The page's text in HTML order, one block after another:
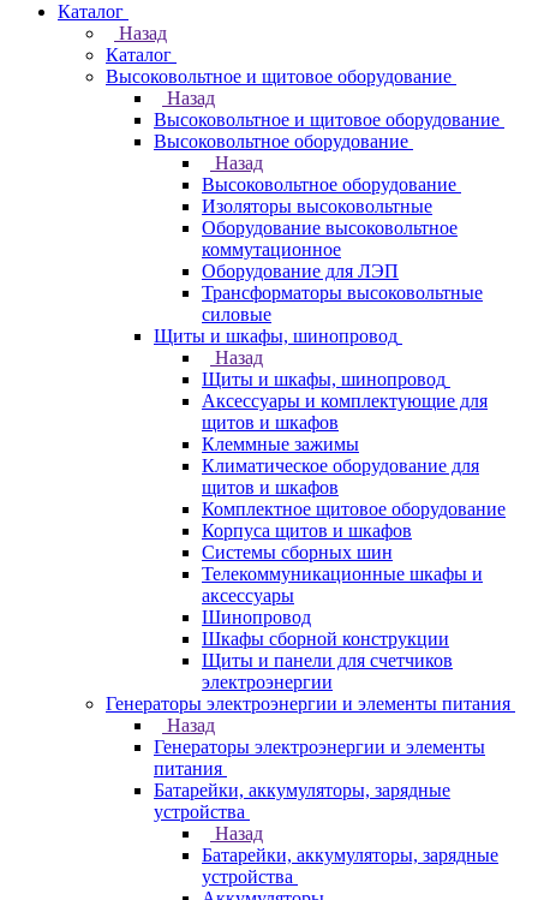
Каталог
Назад
Каталог
Высоковольтное и щитовое оборудование
Назад
Высоковольтное и щитовое оборудование
Высоковольтное оборудование
Назад
Высоковольтное оборудование
Изоляторы высоковольтные
Оборудование высоковольтное
коммутационное
Оборудование для ЛЭП
Трансформаторы высоковольтные
силовые
Щиты и шкафы, шинопровод
Назад
Щиты и шкафы, шинопровод
Аксессуары и комплектующие для
щитов и шкафов
Клеммные зажимы
Климатическое оборудование для
щитов и шкафов
Комплектное щитовое оборудование
Корпуса щитов и шкафов
Системы сборных шин
Телекоммуникационные шкафы и
аксессуары
Шинопровод
Шкафы сборной конструкции
Щиты и панели для счетчиков
электроэнергии
Генераторы электроэнергии и элементы питания
Назад
Генераторы электроэнергии и элементы
питания
Батарейки, аккумуляторы, зарядные
устройства
Назад
Батарейки, аккумуляторы, зарядные
устройства